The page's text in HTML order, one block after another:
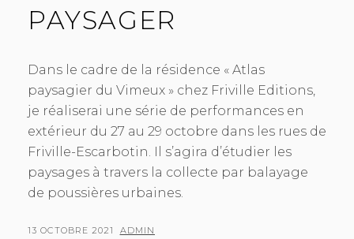
PAYSAGER
Dans le cadre de la résidence « Atlas
paysagier du Vimeux » chez Friville Editions,
je réaliserai une série de performances en
extérieur du 27 au 29 octobre dans les rues de
Friville-Escarbotin. Il s’agira d’étudier les
paysages à travers la collecte par balayage
de poussières urbaines.
POSTED
13 OCTOBRE 2021 BY
ADMIN